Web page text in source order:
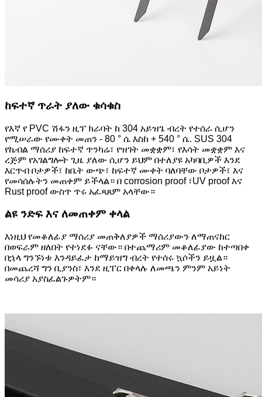
ከፍተኛ ጥራት ያለው ቁሳቁስ
የእኛ የ PVC ሽፋን ዚፕ ክራባት ከ 304 አይዝጌ ብረት የተሰራ ሲሆን
የሚሠራው የሙቀት መጠን - 80 ° ሴ እስከ + 540 ° ሴ. SUS 304
የኬብል ማሰሪያ ከፍተኛ ጥንካሬ፣ የዝገት መቋቋም፣ የእሳት መቋቋም እና
ረጅም የአገልግሎት ጊዜ ያለው ሲሆን ይህም በተለያዩ አካባቢዎች እንደ
እርጥብ ቦታዎች፣ ከቤት ውጭ፣ ከፍተኛ ሙቀት ባለባቸው ቦታዎች፣ እና
የመሳሰሉትን መጠቀም ይችላል። በ corrosion proof ፣UV proof እና
Rust proof ውስጥ ጥሩ አፈጻጸም አላቸው።
ልዩ ንድፍ እና ለመጠቀም ቀላል
እነዚህ የመቆለፊያ ማሰሪያ መጠቅለያዎች ማሰሪያውን ለማጠናከር
በወፍራም ዘለበት የተነደፉ ናቸው። በተጨማሪም መቆለፊያው ከተጣበቀ
በኋላ ግንኙነቱ እንዳይፈታ ከማይዝግ ብረት የተሰሩ ኳሶችን ይዟል።
በመጨረሻ ግን ቢያንስ፣ እንደ ዚፐር በቀላሉ ለመጫን ምንም አይነት
መሳሪያ አያስፈልጉዎትም።